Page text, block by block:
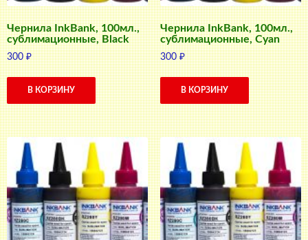
Чернила InkBank, 100мл.,
сублимационные, Black
300₽
В КОРЗИНУ
Чернила InkBank, 100мл.,
сублимационные, Cyan
300₽
В КОРЗИНУ